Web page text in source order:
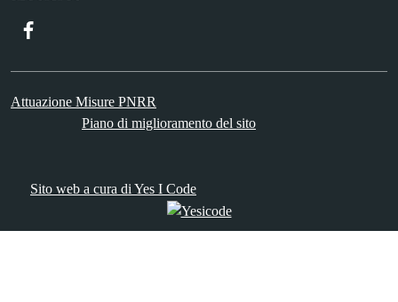
Attuazione Misure PNRR
Piano di miglioramento del sito
Sito web a cura di Yes I Code